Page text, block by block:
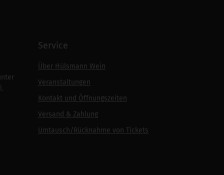
Service
Über Hülsmann Wein
Veranstaltungen
Kontakt und Öffnungszeiten
Versand & Zahlung
Umtausch/Rücknahme von Tickets